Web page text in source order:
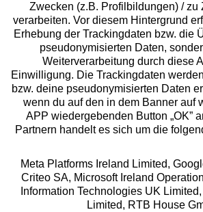
Beratung
Über uns
Rechtliches
Alle Preise inkl. MwSt., zzgl.
Versandkosten
** Bonität vorausgesetzt, berechtigt zur Bonitätsprüfung
Zwecken (z.B. Profilbildungen) / zu
verarbeiten. Vor diesem Hintergrund
Erhebung der Trackingdaten bzw. die
pseudonymisierten Daten,
Weiterverarbeitung durch diese
Einwilligung. Die Trackingdaten
bzw. deine pseudonymisierten Daten
wenn du auf den in dem Banner auf
APP wiedergebenden Button „OK”
Partnern handelt es sich um die
Meta Platforms Ireland Limited,
Criteo SA, Microsoft Ireland
Information Technologies UK
Limited, RTB House